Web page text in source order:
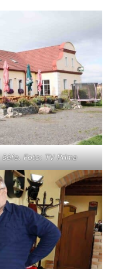
Foto: TV Prima